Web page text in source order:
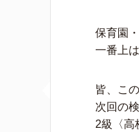
保育園
一番上は
皆、こ
次回の
2級〈高